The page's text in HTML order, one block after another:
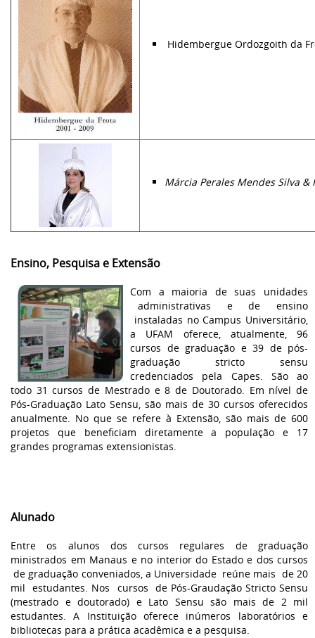
Hidembergue Ordozgoith da
Márcia Perales Mendes Silva &
Ensino, Pesquisa e Extensão
Com a maioria de suas unidades
administrativas e de ensino
instaladas no Campus Universitário,
a UFAM oferece, atualmente, 96
cursos de graduação e 39 de pós-
graduação stricto sensu
credenciados pela Capes. São ao
todo 31 cursos de Mestrado e 8 de Doutorado. Em nível de
Pós-Graduação Lato Sensu, são mais de 30 cursos oferecidos
anualmente. No que se refere à Extensão, são mais de 600
projetos que beneficiam diretamente a população e 17
grandes programas extensionistas.
Alunado
Entre os alunos dos cursos regulares de graduação
ministrados em Manaus e no interior do Estado e dos cursos
de graduação conveniados, a Universidade reúne mais de 20
mil estudantes. Nos cursos de Pós-Graudação Stricto Sensu
(mestrado e doutorado) e Lato Sensu são mais de 2 mil
estudantes. A Instituição oferece inúmeros laboratórios e
bibliotecas para a prática acadêmica e a pesquisa.